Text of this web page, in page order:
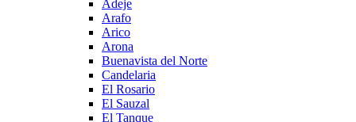
Adeje
Arafo
Arico
Arona
Buenavista del Norte
Candelaria
El Rosario
El Sauzal
El Tanque